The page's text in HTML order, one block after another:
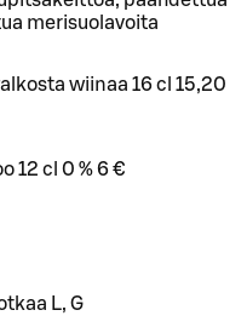
merisuolavoita
wiinaa 16 cl 15,20
12 cl 0 % 6 €
L, G